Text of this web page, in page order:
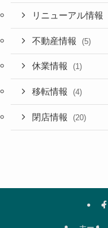
リニューアル情報
不動産情報 (5)
休業情報 (1)
移転情報 (4)
閉店情報 (20)